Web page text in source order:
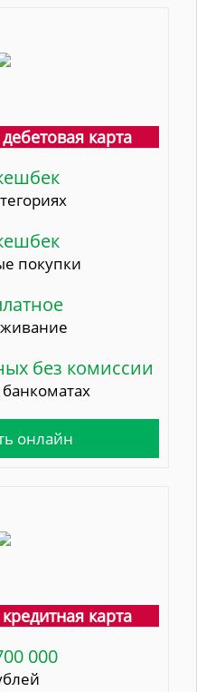
карта
покупки
без комиссии
онлайн
карта
000